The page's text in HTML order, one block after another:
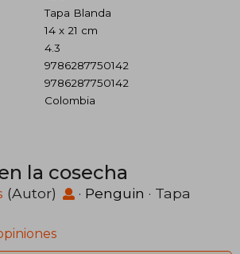
Tapa Blanda
14 x 21 cm
4.3
9786287750142
9786287750142
Colombia
la cosecha
(Autor) · Penguin · Tapa